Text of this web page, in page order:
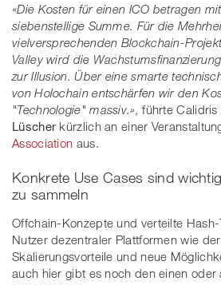
«Die Kosten für einen ICO betragen
siebenstellige Summe. Für die
vielversprechenden Blockchain-
Valley wird die
zur Illusion. Über eine smarte
von Holochain entschärfen wir den
"Technologie" massiv.», führte
Lüscher kürzlich an einer
Association aus.
Konkrete Use Cases sind
zu sammeln
Offchain-Konzepte und verteilte
Nutzer dezentraler Plattformen wie
Skalierungsvorteile und neue
auch hier gibt es noch den einen oder